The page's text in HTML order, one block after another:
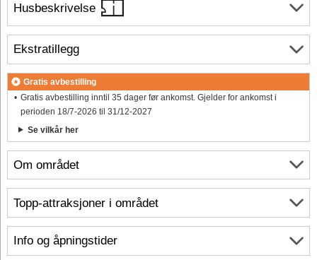
Husbeskrivelse
Om området
Info og åpningstider
Ekstratillegg
Gratis avbestilling
Gratis avbestilling inntil 35 dager før ankomst. Gjelder for ankomst i
perioden 18/7-2026 til 31/12-2027
Se vilkår her
Topp-attraksjoner i området